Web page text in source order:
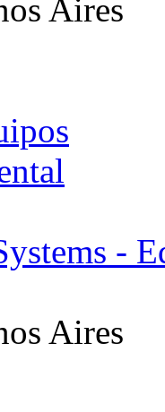
Aires
-
Aires